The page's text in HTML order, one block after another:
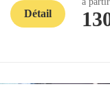
Détail